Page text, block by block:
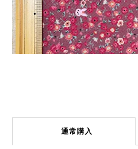
通常購入